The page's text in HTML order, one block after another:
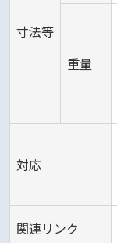
寸法等
重量
対応
関連リンク